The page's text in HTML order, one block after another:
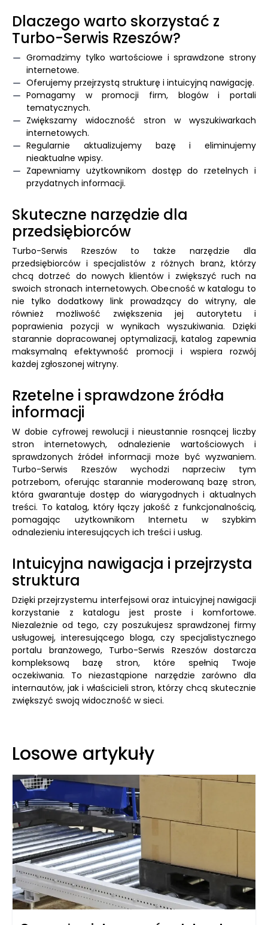
Dlaczego warto skorzystać z
Turbo-Serwis Rzeszów?
Gromadzimy tylko wartościowe i sprawdzone strony
internetowe.
Oferujemy przejrzystą strukturę i intuicyjną nawigację.
Pomagamy w promocji firm, blogów i portali
tematycznych.
Zwiększamy widoczność stron w wyszukiwarkach
internetowych.
Regularnie aktualizujemy bazę i eliminujemy
nieaktualne wpisy.
Zapewniamy użytkownikom dostęp do rzetelnych i
przydatnych informacji.
Skuteczne narzędzie dla
przedsiębiorców
Turbo-Serwis Rzeszów to także narzędzie dla
przedsiębiorców i specjalistów z różnych branż, którzy
chcą dotrzeć do nowych klientów i zwiększyć ruch na
swoich stronach internetowych. Obecność w katalogu to
nie tylko dodatkowy link prowadzący do witryny, ale
również możliwość zwiększenia jej autorytetu i
poprawienia pozycji w wynikach wyszukiwania. Dzięki
starannie dopracowanej optymalizacji, katalog zapewnia
maksymalną efektywność promocji i wspiera rozwój
każdej zgłoszonej witryny.
Rzetelne i sprawdzone źródła
informacji
W dobie cyfrowej rewolucji i nieustannie rosnącej liczby
stron internetowych, odnalezienie wartościowych i
sprawdzonych źródeł informacji może być wyzwaniem.
Turbo-Serwis Rzeszów wychodzi naprzeciw tym
potrzebom, oferując starannie moderowaną bazę stron,
która gwarantuje dostęp do wiarygodnych i aktualnych
treści. To katalog, który łączy jakość z funkcjonalnością,
pomagając użytkownikom Internetu w szybkim
odnalezieniu interesujących ich treści i usług.
Intuicyjna nawigacja i przejrzysta
struktura
Dzięki przejrzystemu interfejsowi oraz intuicyjnej nawigacji
korzystanie z katalogu jest proste i komfortowe.
Niezależnie od tego, czy poszukujesz sprawdzonej firmy
usługowej, interesującego bloga, czy specjalistycznego
portalu branżowego, Turbo-Serwis Rzeszów dostarcza
kompleksową bazę stron, które spełnią Twoje
oczekiwania. To niezastąpione narzędzie zarówno dla
internautów, jak i właścicieli stron, którzy chcą skutecznie
zwiększyć swoją widoczność w sieci.
Losowe artykuły